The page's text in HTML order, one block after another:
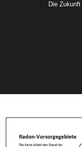
Die